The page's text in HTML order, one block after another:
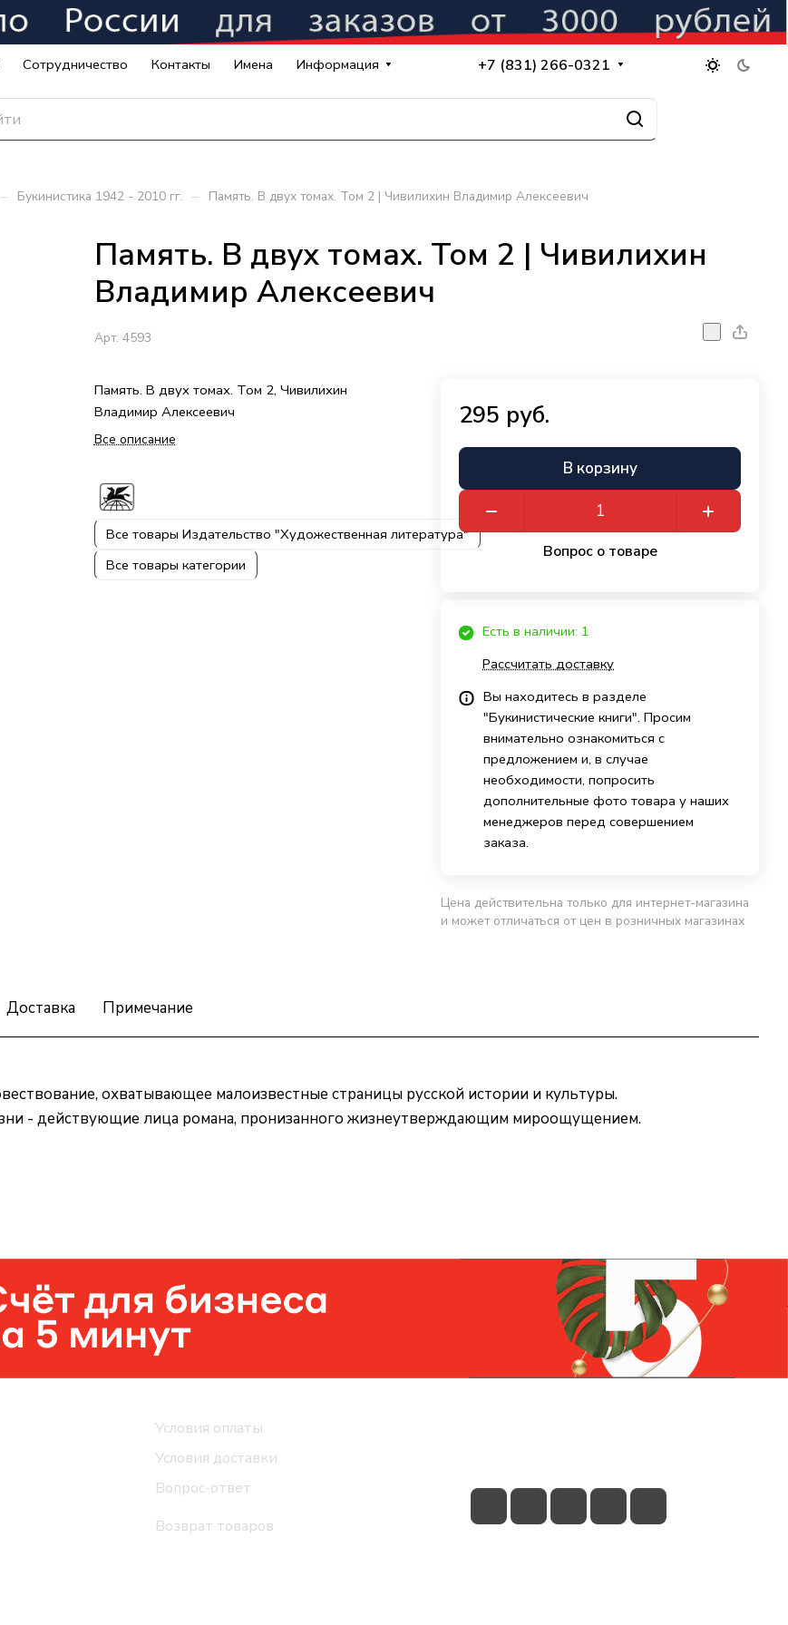
Сотрудничество Контакты Имена Информация +7 (831) 266-0321
– Букинистика 1942 - 2010 гг. – Память. В двух томах. Том 2 | Чивилихин Владимир Алексеевич
Память. В двух томах. Том 2 | Чивилихин
Владимир Алексеевич
Арт. 4593
Память. В двух томах. Том 2, Чивилихин
Владимир Алексеевич
Все описание
Все товары Издательство "Художественная литература"
Все товары категории
295 руб.
В корзину
Вопрос о товаре
Есть в наличии: 1
Рассчитать доставку
Вы находитесь в разделе
"Букинистические книги". Просим
внимательно ознакомиться с
предложением и, в случае
необходимости, попросить
дополнительные фото товара у наших
менеджеров перед совершением
заказа.
Цена действительна только для интернет-магазина
и может отличаться от цен в розничных магазинах
Доставка Примечание
охватывающее малоизвестные страницы русской истории и культуры.
- действующие лица романа, пронизанного жизнеутверждающим мироощущением.
Условия оплаты
Условия доставки
Вопрос-ответ
Возврат товаров